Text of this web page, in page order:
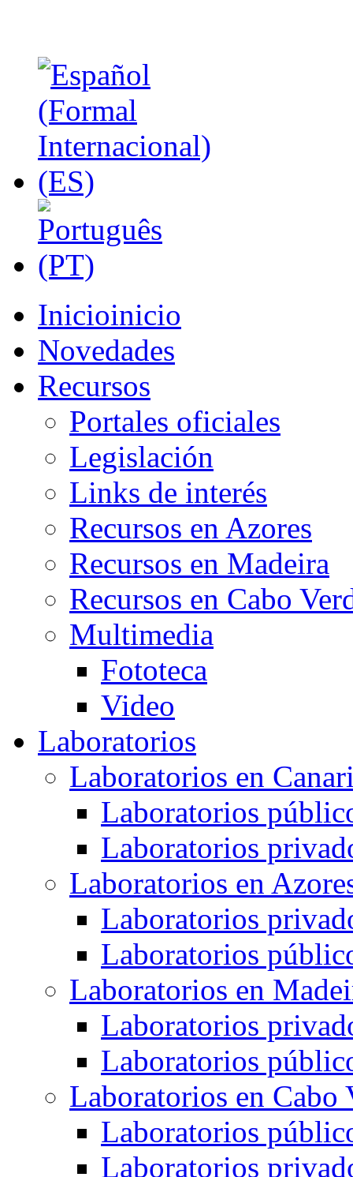
Inicioinicio
Novedades
Recursos
Portales oficiales
Legislación
Links de interés
Recursos en Azores
Recursos en Madeira
Recursos en Cabo
Multimedia
Fototeca
Video
Laboratorios
Laboratorios en
Laboratorios
Laboratorios
Laboratorios en
Laboratorios
Laboratorios
Laboratorios en
Laboratorios
Laboratorios
Laboratorios en Cabo
Laboratorios
Laboratorios